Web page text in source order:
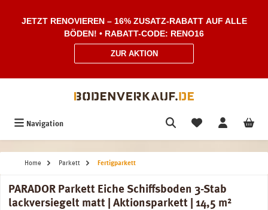
JETZT RENOVIEREN – 16% ZUSATZ-RABATT AUF ALLE
BÖDEN! • RABATT-CODE: RENO16
ZUR AKTION
Navigation
Home Parkett Fertigparkett
PARADOR Parkett Eiche Schiffsboden 3-Stab
lackversiegelt matt | Aktionsparkett | 14,5 m²